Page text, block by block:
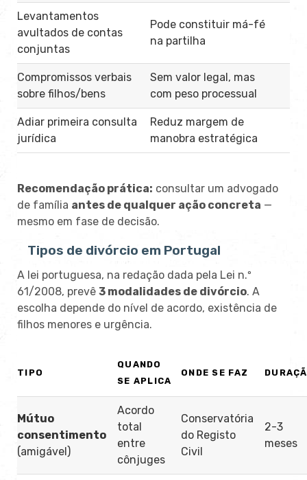
Levantamentos
avultados de contas
conjuntas
Pode constituir má-fé
na partilha
Compromissos verbais
sobre filhos/bens
Sem valor legal, mas
com peso processual
Adiar primeira consulta
jurídica
Reduz margem de
manobra estratégica
Recomendação prática: consultar um advogado
de família antes de qualquer ação concreta —
mesmo em fase de decisão.
Tipos de divórcio em Portugal
A lei portuguesa, na redação dada pela Lei n.º
61/2008, prevê 3 modalidades de divórcio. A
escolha depende do nível de acordo, existência de
filhos menores e urgência.
TIPO
QUANDO
SE APLICA
ONDE SE FAZ
Mútuo
consentimento
(amigável)
Acordo
total
entre
cônjuges
Conservatória
do Registo
Civil
2-3
meses